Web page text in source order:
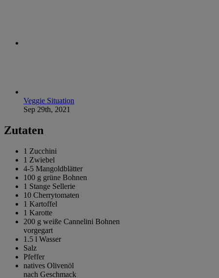
Veggie Situation
Sep 29th, 2021
Zutaten
1 Zucchini
1 Zwiebel
4-5 Mangoldblätter
100 g grüne Bohnen
1 Stange Sellerie
10 Cherrytomaten
1 Kartoffel
1 Karotte
200 g weiße Cannelini Bohnen
vorgegart
1.5 l Wasser
Salz
Pfeffer
natives Olivenöl
nach Geschmack